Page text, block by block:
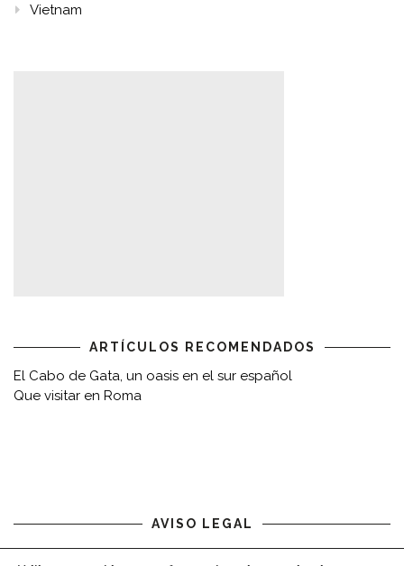
Vietnam
ARTÍCULOS RECOMENDADOS
El Cabo de Gata, un oasis en el sur español
Que visitar en Roma
AVISO LEGAL